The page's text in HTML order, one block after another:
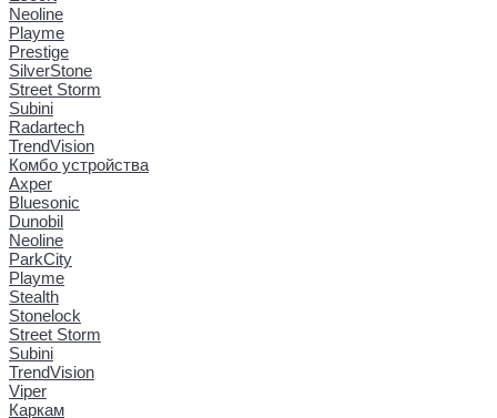
Neoline
Playme
Prestige
SilverStone
Street Storm
Subini
Radartech
TrendVision
Комбо устройства
Axper
Bluesonic
Dunobil
Neoline
ParkCity
Playme
Stealth
Stonelock
Street Storm
Subini
TrendVision
Viper
Каркам